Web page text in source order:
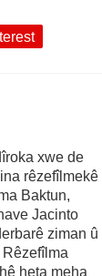
xwe de
rêzefîlmekê
Baktun,
Jacinto
ziman û
heta meha